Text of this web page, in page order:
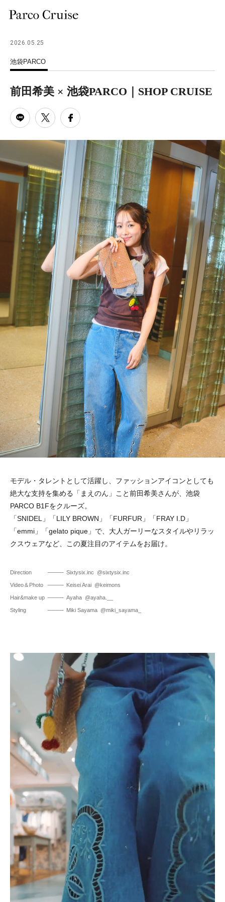
2026.05.25
池袋PARCO
前田希美 × 池袋PARCO｜SHOP CRUISE
モデル・タレントとして活躍し、ファッションアイコンとしても
絶大な支持を集める「まえのん」こと前田希美さんが、池袋
PARCO B1Fをクルーズ。
「SNIDEL」「LILY BROWN」「FURFUR」「FRAY I.D」
「emmi」「gelato pique」で、大人ガーリーなスタイルやリラッ
クスウェアなど、この夏注目のアイテムをお届け。
Direction Sixtysix.inc @sixtysix.inc
Video＆Photo Keisei Arai @keimons
Hair&make up Ayaha @ayaha.__
Styling Miki Sayama @miki_sayama_